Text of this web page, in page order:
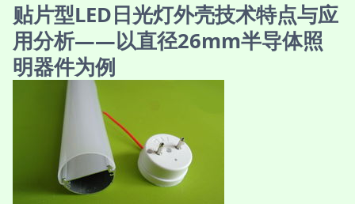
贴片型LED日光灯外壳技术特点与应
用分析——以直径26mm半导体照
明器件为例